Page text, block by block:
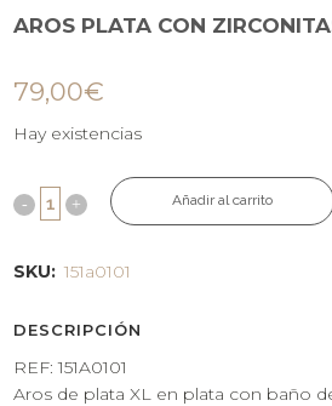
AROS PLATA CON
79,00€
Hay existencias
Añadir al carrito
SKU: 151a0101
DESCRIPCIÓN
REF: 151A0101
Aros de plata XL en plata con baño